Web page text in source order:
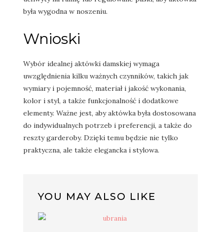
była wygodna w noszeniu.
Wnioski
Wybór idealnej aktówki damskiej wymaga
uwzględnienia kilku ważnych czynników, takich jak
wymiary i pojemność, materiał i jakość wykonania,
kolor i styl, a także funkcjonalność i dodatkowe
elementy. Ważne jest, aby aktówka była dostosowana
do indywidualnych potrzeb i preferencji, a także do
reszty garderoby. Dzięki temu będzie nie tylko
praktyczna, ale także elegancka i stylowa.
YOU MAY ALSO LIKE